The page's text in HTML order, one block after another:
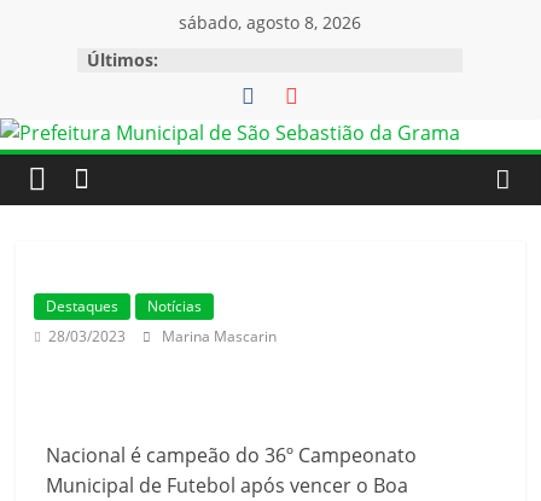
sábado, agosto 8, 2026
Últimos:
Destaques
Notícias
28/03/2023
Marina Mascarin
Nacional é campeão do 36º Campeonato
Municipal de Futebol após vencer o Boa